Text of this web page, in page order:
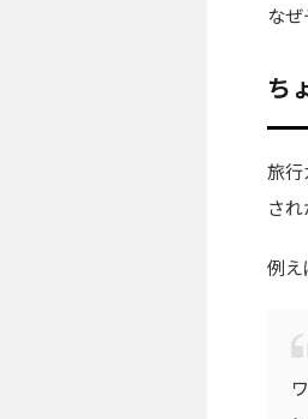
な
ち
旅行
さ
例え